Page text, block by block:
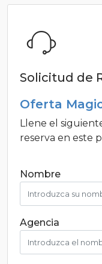
Solicitud de
Oferta
Llene el
reserva en este
Nombre
Agencia